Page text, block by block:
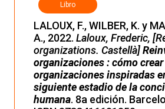
Libro
LALOUX, F., WILBER, K. y
A., 2022. Laloux, Frederic,
organizations. Castellà]
organizaciones : cómo crear
organizaciones inspiradas
siguiente estadio de la
humana. 8a edición.